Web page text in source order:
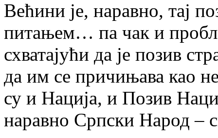
Већини је, наравно, тај
питањем… па чак и
схватајући да је позив
да им се причињава као
су и Нација, и Позив
наравно Српски Народ –